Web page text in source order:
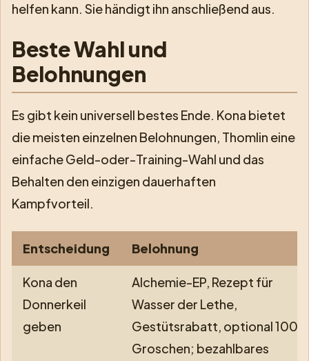
helfen kann. Sie händigt ihn anschließend aus.
Beste Wahl und
Belohnungen
Es gibt kein universell bestes Ende. Kona bietet
die meisten einzelnen Belohnungen, Thomlin eine
einfache Geld-oder-Training-Wahl und das
Behalten den einzigen dauerhaften
Kampfvorteil.
Entscheidung Belohnung
Kona den
Donnerkeil
geben
Alchemie-EP, Rezept für
Wasser der Lethe,
Gestütsrabatt, optional 100
Groschen; bezahlbares